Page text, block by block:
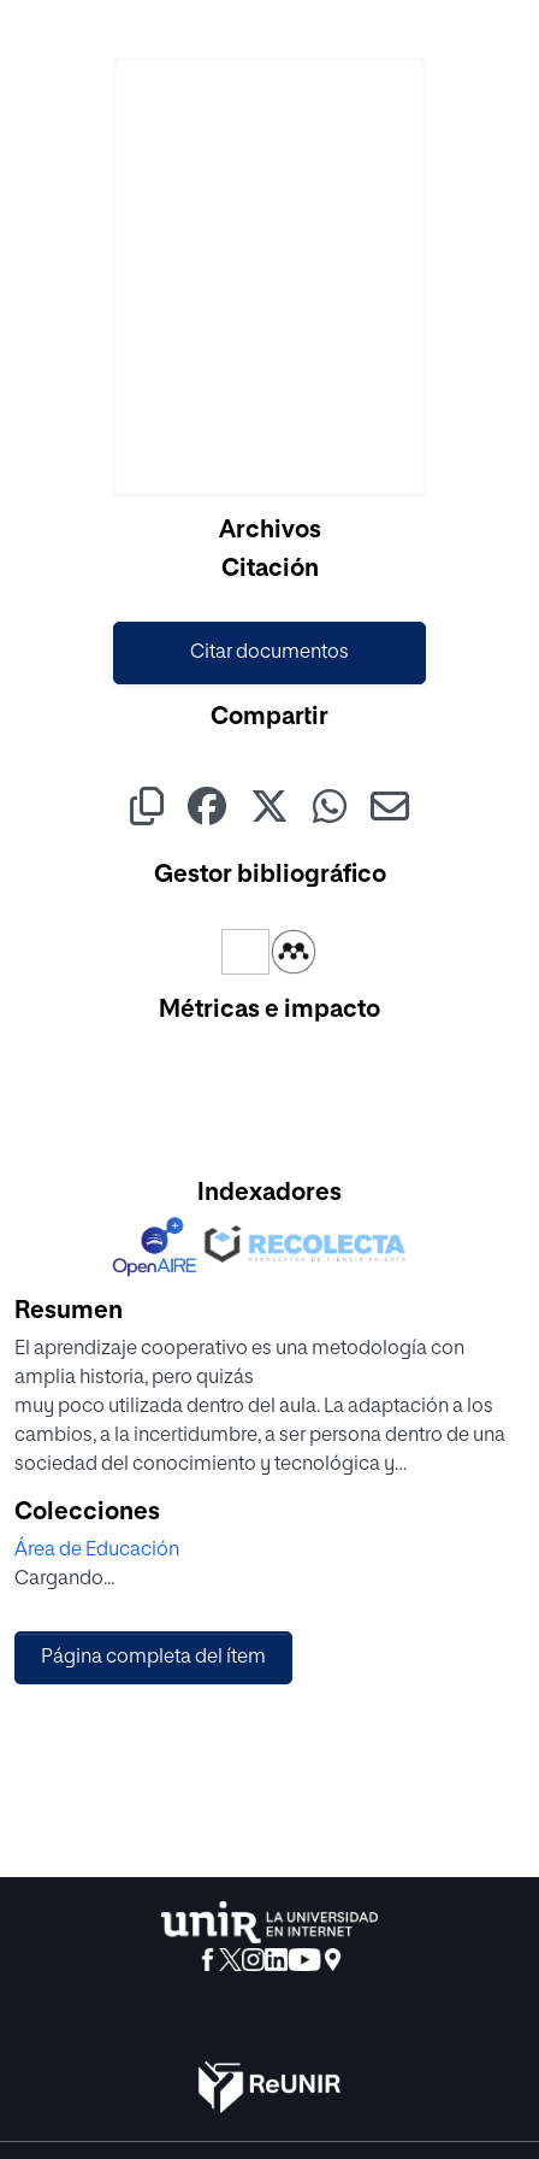
Archivos
Citación
Citar documentos
Compartir
Gestor bibliográfico
Métricas e impacto
Indexadores
Resumen
El aprendizaje cooperativo es una metodología con
amplia historia, pero quizás
muy poco utilizada dentro del aula. La adaptación a los
cambios, a la incertidumbre, a ser persona dentro de una
sociedad del conocimiento y tecnológica y
permite trabajar con este tipo de metodología. Esta
modalidad de aprendizaje proporciona al alumnado la
capacidad de relacionarse y la posibilidad de aprender en
vez que exige una buena formación continua y mayor
trabajo e implicación del docente.
auto aprendizaje y motivarlo desde un punto de vista
práctico y cercano.
Colecciones
Área de Educación
Cargando...
Página completa del ítem